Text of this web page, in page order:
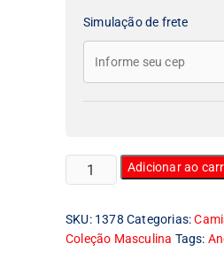
Simulação de frete
Camiseta
Masculina
Trek
quantidade
Adicionar ao
SKU: 1378 Categorias:
Coleção Masculina Tags: